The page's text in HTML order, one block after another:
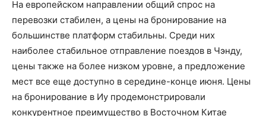
На европейском направлении общий спрос на
перевозки стабилен, а цены на бронирование на
большинстве платформ стабильны. Среди них
наиболее стабильное отправление поездов в Чэнду,
цены также на более низком уровне, а предложение
мест все еще доступно в середине-конце июня. Цены
на бронирование в Иу продемонстрировали
конкурентное преимущество в Восточном Китае